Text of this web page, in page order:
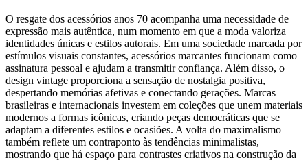
O resgate dos acessórios anos 70 acompanha uma necessidade de
expressão mais autêntica, num momento em que a moda valoriza
identidades únicas e estilos autorais. Em uma sociedade marcada por
estímulos visuais constantes, acessórios marcantes funcionam como
assinatura pessoal e ajudam a transmitir confiança. Além disso, o
design vintage proporciona a sensação de nostalgia positiva,
despertando memórias afetivas e conectando gerações. Marcas
brasileiras e internacionais investem em coleções que unem materiais
modernos a formas icônicas, criando peças democráticas que se
adaptam a diferentes estilos e ocasiões. A volta do maximalismo
também reflete um contraponto às tendências minimalistas,
mostrando que há espaço para contrastes criativos na construção da